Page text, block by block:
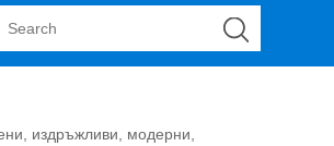
издръжливи, модерни,